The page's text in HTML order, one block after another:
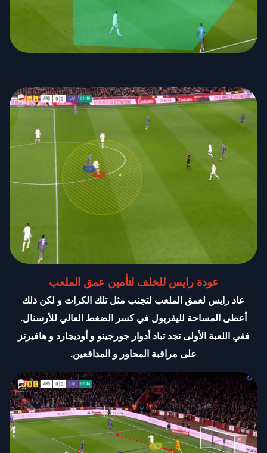
عودة رايس للخلف لتأمين عمق الملعب
عاد رايس لعمق الملعب لتجنب مثل تلك الكرات و لكن ذلك
أعطى المساحة لليفربول في كسر الضغط العالي للأرسنال.
ففي اللعبة الأولى تجد تباد أدوار جورجينو و أوديجارد و هافيرتز
على مراقبة المحاور و المدافعين.